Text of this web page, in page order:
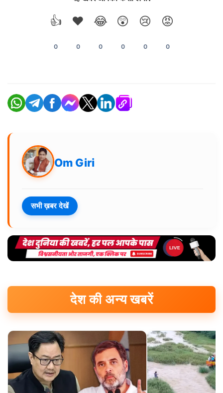
👍
0
❤️
0
😂
0
😲
0
😢
0
😡
0
Om Giri
सभी ख़बर देखें
देश की अन्य खबरें